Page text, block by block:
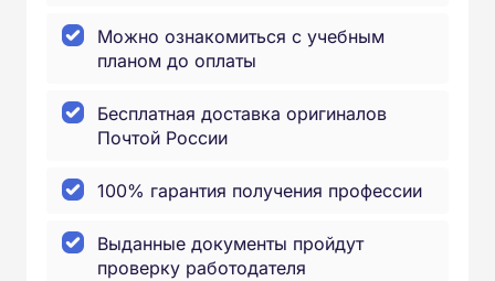
Можно ознакомиться с учебным
планом до оплаты
Бесплатная доставка оригиналов
Почтой России
100% гарантия получения профессии
Выданные документы пройдут
проверку работодателя